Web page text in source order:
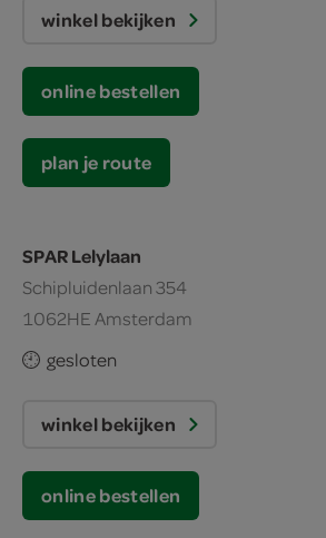
winkel bekijken
online bestellen
plan je route
SPAR Lelylaan
Schipluidenlaan 354
1062HE Amsterdam
gesloten
winkel bekijken
online bestellen